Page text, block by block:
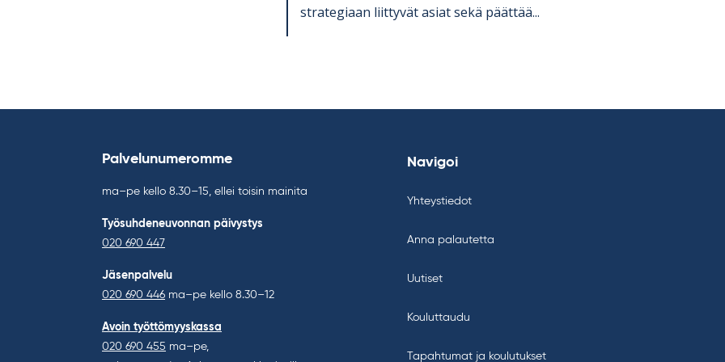
stra­te­gi­aan liit­ty­vät asiat sekä päät­tää...
Palvelunumeromme
ma–pe kello 8.30–15, ellei toisin mainita
Työsuhdeneuvonnan päivystys
020 690 447
Jäsenpalvelu
020 690 446 ma–pe kello 8.30–12
Avoin työttömyyskassa
020 690 455 ma–pe,
Navigoi
Yhteystiedot
Anna palautetta
Uutiset
Kouluttaudu
Tapahtumat ja koulutukset